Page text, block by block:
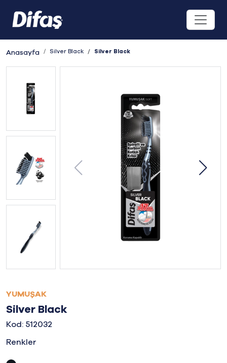
Anasayfa Silver Black Silver Black
YUMUŞAK
Silver Black
Kod: 512032
Renkler